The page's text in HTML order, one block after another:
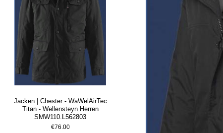
Jacken | Chester - WaWelAirTec
Titan - Wellensteyn Herren
SMW110.L562803
€76.00